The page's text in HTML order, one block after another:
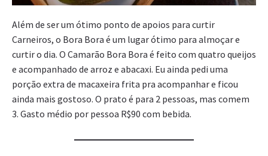
Além de ser um ótimo ponto de apoios para curtir
Carneiros, o Bora Bora é um lugar ótimo para almoçar e
curtir o dia. O Camarão Bora Bora é feito com quatro queijos
e acompanhado de arroz e abacaxi. Eu ainda pedi uma
porção extra de macaxeira frita pra acompanhar e ficou
ainda mais gostoso. O prato é para 2 pessoas, mas comem
3. Gasto médio por pessoa R$90 com bebida.